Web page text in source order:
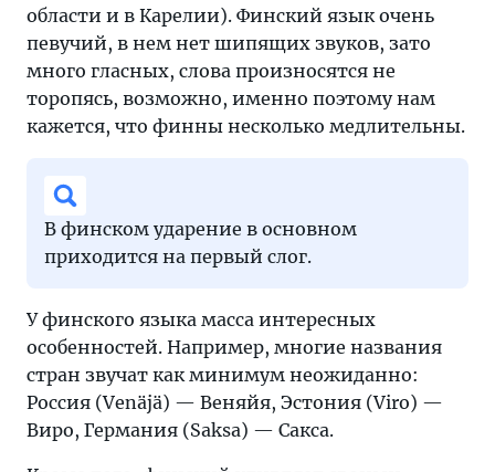
области и в Карелии). Финский язык очень
певучий, в нем нет шипящих звуков, зато
много гласных, слова произносятся не
торопясь, возможно, именно поэтому нам
кажется, что финны несколько медлительны.
В финском ударение в основном
приходится на первый слог.
У финского языка масса интересных
особенностей. Например, многие названия
стран звучат как минимум неожиданно:
Россия (Venäjä) — Веняйя, Эстония (Viro) —
Виро, Германия (Saksa) — Сакса.